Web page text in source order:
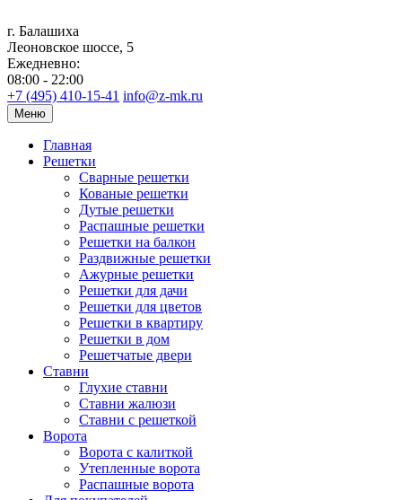
г. Балашиха
Леоновское шоссе, 5
Ежедневно:
08:00 - 22:00
+7 (495) 410-15-41 info@z-mk.ru
Меню
Главная
Решетки
Сварные решетки
Кованые решетки
Дутые решетки
Распашные решетки
Решетки на балкон
Раздвижные решетки
Ажурные решетки
Решетки для дачи
Решетки для цветов
Решетки в квартиру
Решетки в дом
Решетчатые двери
Ставни
Глухие ставни
Ставни жалюзи
Ставни с решеткой
Ворота
Ворота с калиткой
Утепленные ворота
Распашные ворота